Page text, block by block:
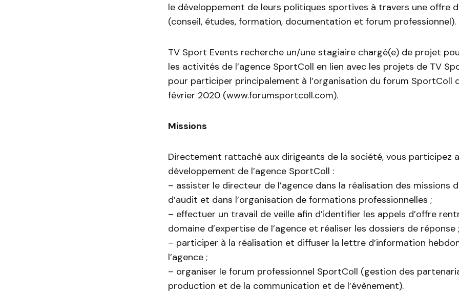
le développement de leurs politiques sportives à travers une offre
(conseil, études, formation, documentation et forum professionnel).
TV Sport Events recherche un/une stagiaire chargé(e) de projet
les activités de l’agence SportColl en lien avec les projets de TV
pour participer principalement à l’organisation du forum SportColl
février 2020 (www.forumsportcoll.com).
Missions
Directement rattaché aux dirigeants de la société, vous participez
développement de l’agence SportColl :
– assister le directeur de l’agence dans la réalisation des missions
d’audit et dans l’organisation de formations professionnelles ;
– effectuer un travail de veille afin d’identifier les appels d’offre
domaine d’expertise de l’agence et réaliser les dossiers de réponse ;
– participer à la réalisation et diffuser la lettre d’information
l’agence ;
– organiser le forum professionnel SportColl (gestion des
production et de la communication et de l’évènement).